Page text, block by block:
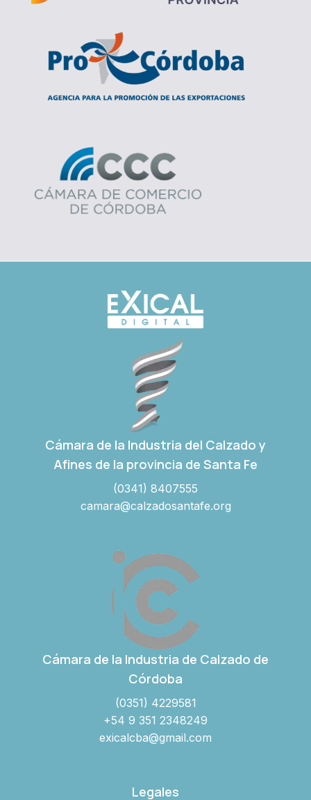
Cámara de la Industria del Calzado y
Afines de la provincia de Santa Fe
(0341) 8407555
camara@calzadosantafe.org
Cámara de la Industria de Calzado de
Córdoba
(0351) 4229581
+54 9 351 2348249
exicalcba@gmail.com
Legales